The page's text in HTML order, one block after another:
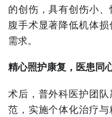
的创伤，具有创伤小
腹手术显著降低机体
需求。
精心照护康复，医患同
术后，普外科医护团
范，实施个体化治疗